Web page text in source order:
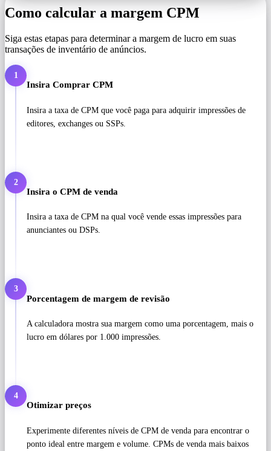
Como calcular a margem CPM
Siga estas etapas para determinar a margem de lucro em suas
transações de inventário de anúncios.
1
Insira Comprar CPM
Insira a taxa de CPM que você paga para adquirir impressões de
editores, exchanges ou SSPs.
2
Insira o CPM de venda
Insira a taxa de CPM na qual você vende essas impressões para
anunciantes ou DSPs.
3
Porcentagem de margem de revisão
A calculadora mostra sua margem como uma porcentagem, mais o
lucro em dólares por 1.000 impressões.
4
Otimizar preços
Experimente diferentes níveis de CPM de venda para encontrar o
ponto ideal entre margem e volume. CPMs de venda mais baixos